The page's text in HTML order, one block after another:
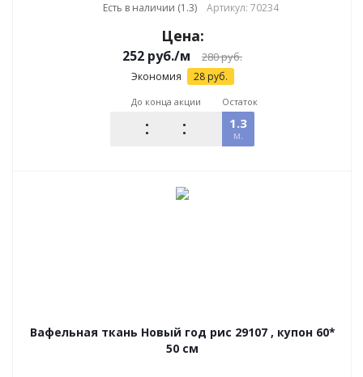
Есть в наличии (1.3) Артикул: 70234
Цена:
252 руб./м 280руб.
Экономия 28руб.
До конца акции Остаток
1.3
м.
Вафельная ткань Новый год рис 29107 , купон 60*
50 см